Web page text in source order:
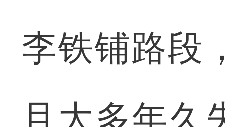
李铁铺路段
且大多年久